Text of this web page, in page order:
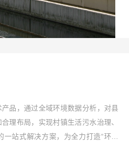
品，通过全域环境数据分析，对县
理布局，实现村镇生活污水治理、
站式解决方案，为全力打造“环境